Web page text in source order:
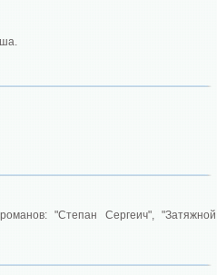
"Степан Сергеич", "Затяжной